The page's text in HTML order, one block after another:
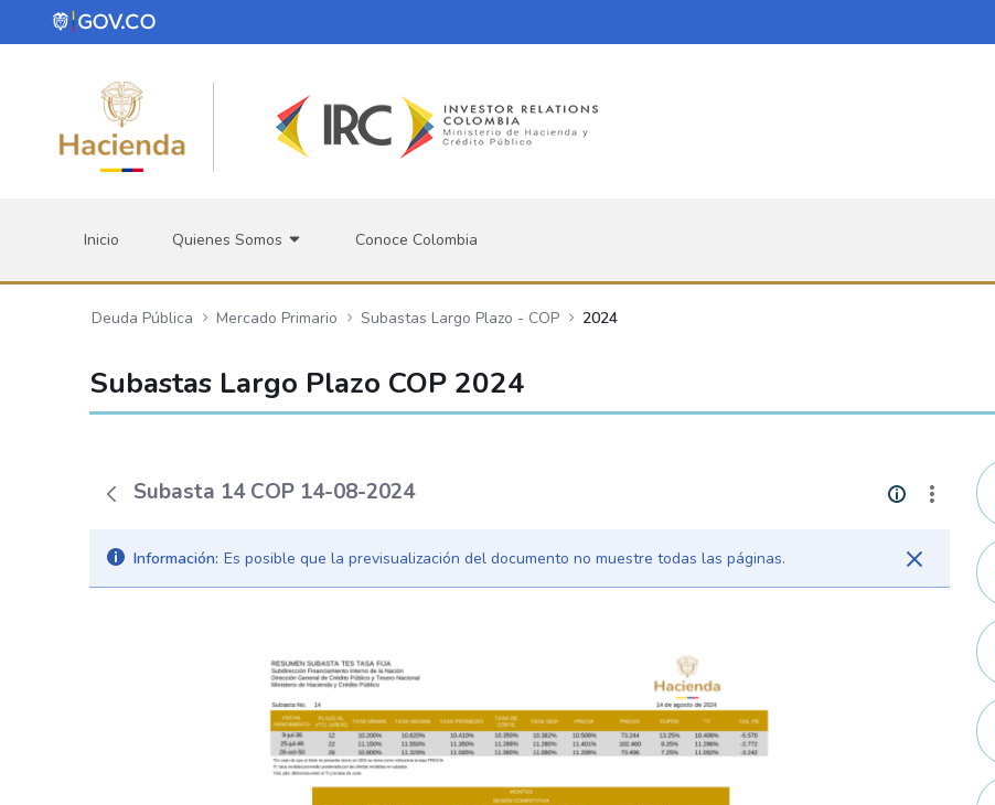
Saltar al contenido principal
Inicio Quienes Somos Conoce Colombia
Deuda Pública Mercado Primario Subastas Largo Plazo - COP 2024
Subastas Largo Plazo COP 2024
Subasta 14 COP 14-08-2024
Información: Es posible que la previsualización del documento no muestre todas las páginas.